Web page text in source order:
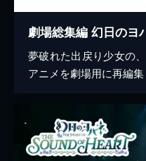
夢破れた出戻り少女の
アニメを劇場用に再編